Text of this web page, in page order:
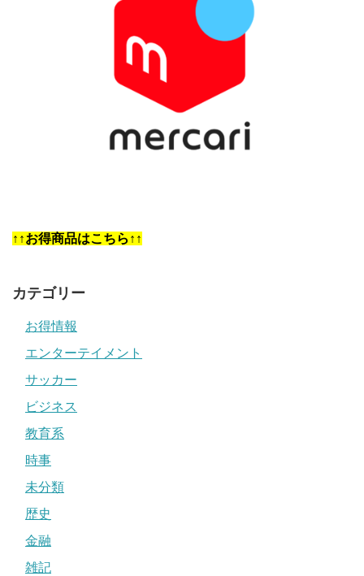
↑↑お得商品はこちら↑↑
カテゴリー
お得情報
エンターテイメント
サッカー
ビジネス
教育系
時事
未分類
歴史
金融
雑記